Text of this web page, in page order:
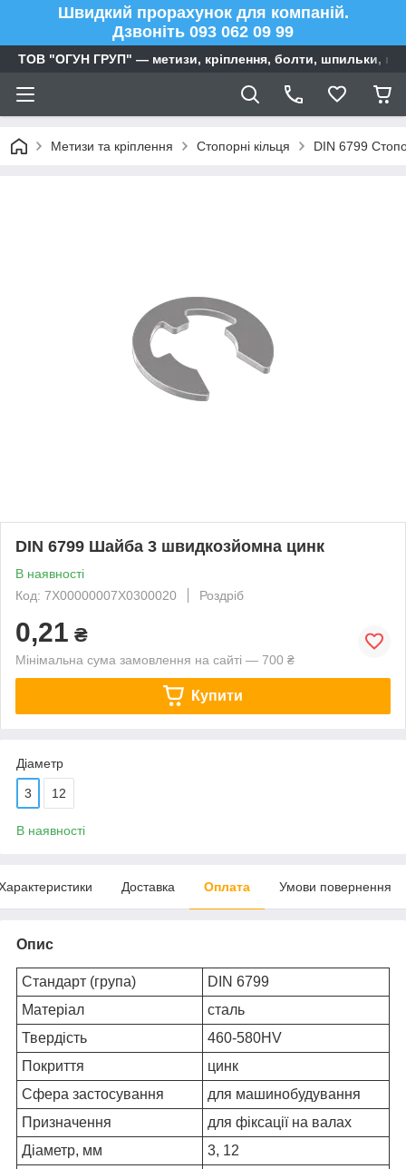
Швидкий прорахунок для компаній.
Дзвоніть 093 062 09 99
ТОВ "ОГУН ГРУП" — метизи, кріплення, болти, шпильки,
Метизи та кріплення Стопорні кільця DIN 6799
DIN 6799 Шайба 3 швидкозйомна цинк
В наявності
Код: 7X00000007X0300020
Роздріб
0,21 ₴
Мінімальна сума замовлення на сайті — 700 ₴
Купити
Діаметр
3 12
В наявності
Доставка Оплата Умови повернення
Опис
Стандарт (група)
DIN 6799
Матеріал
сталь
Твердість
460-580HV
Покриття
цинк
Сфера застосування
для машинобудування
Призначення
для фіксації на валах
Діаметр, мм
3, 12